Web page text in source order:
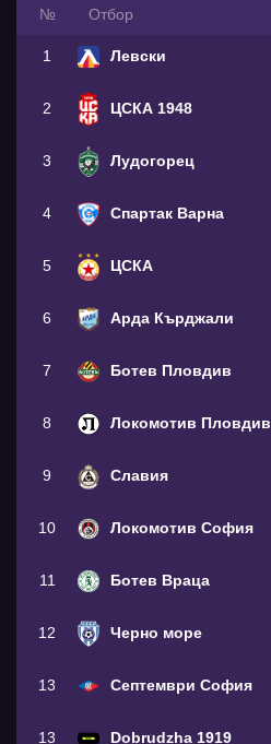
№ Oтбор
1 Левски
2 ЦСКА 1948
3 Лудогорец
4 Спартак Варна
5 ЦСКА
6 Арда Кърджали
7 Ботев Пловдив
8 Локомотив Пловдив
9 Славия
10 Локомотив София
11 Ботев Враца
12 Черно море
13 Септември София
13 Dobrudzha 1919